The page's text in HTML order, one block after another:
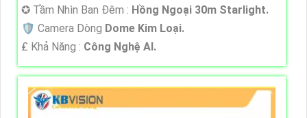
✪ Tầm Nhìn Ban Đêm : Hồng Ngoại 30m Starlight.
🛡 Camera Dòng Dome Kim Loại.
️₤ Khả Năng : Công Nghệ AI.